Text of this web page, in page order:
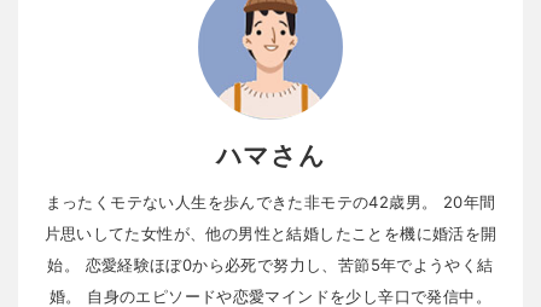
ハマさん
まったくモテない人生を歩んできた非モテの42歳男。 20年間
片思いしてた女性が、他の男性と結婚したことを機に婚活を開
始。 恋愛経験ほぼ0から必死で努力し、苦節5年でようやく結
婚。 自身のエピソードや恋愛マインドを少し辛口で発信中。